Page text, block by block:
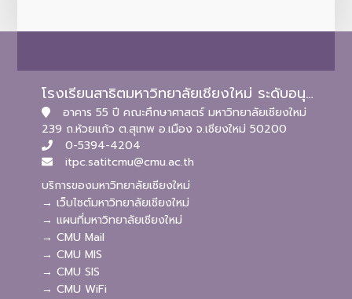
โรงเรียนสาธิตมหาวิทยาลัยเชียงใหม่ ระดับอนุบาลและประถมศึกษา
อาคาร 55 ปี คณะศึกษาศาสตร์ มหาวิทยาลัยเชียงใหม่
239 ถ.ห้วยแก้ว ต.สุเทพ อ.เมือง จ.เชียงใหม่ 50200
0-5394-4204
itpc.satitcmu@cmu.ac.th
บริการของมหาวิทยาลัยเชียงใหม่
→ เว็บไซต์มหาวิทยาลัยเชียงใหม่
→ แผนที่มหาวิทยาลัยเชียงใหม่
→ CMU Mail
→ CMU MIS
→ CMU SIS
→ CMU WiFi